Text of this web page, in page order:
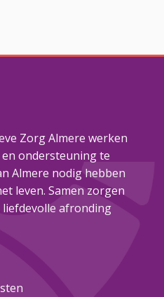
Zorg Almere werken
ondersteuning te
Almere nodig hebben
leven. Samen zorgen
liefdevolle afronding